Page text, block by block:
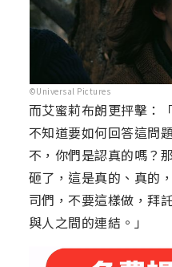
©Universal Pictures
而艾蜜莉布朗更抨擊：
不知道要如何回答這問
不，你們是認真的嗎？
砸了，這是真的、真的
司們，不要這樣做，拜
與人之間的連結。」